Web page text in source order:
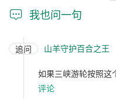
 我也问一句
追问 山羊守护百合之王
如果三峡游轮按照这
评论